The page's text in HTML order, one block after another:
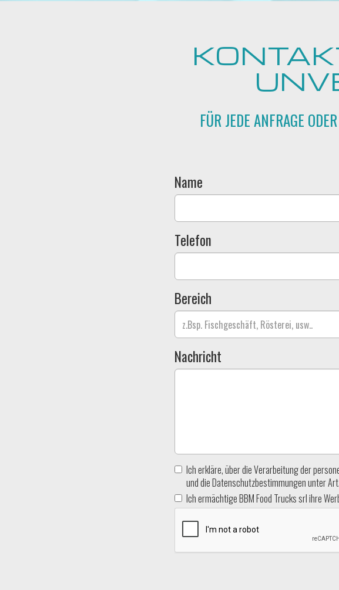
FÜR JEDE ANFRAGE
Name
Telefon
Bereich
Nachricht
Ich erkläre, über die Verarbeitung der
und die Datenschutzbestimmungen unter
Ich ermächtige BBM Food Trucks srl ihre